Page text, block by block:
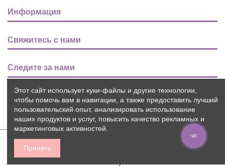
Информация
Свяжитесь с нами
Следите за нами
Новости
Этот сайт использует куки-файлы и другие технологии,
чтобы помочь вам в навигации, а также предоставить лучший
пользовательский опыт, анализировать использование
наших продуктов и услуг, повысить качество рекламных и
маркетинговых активностей.
Принять
ЧАТ